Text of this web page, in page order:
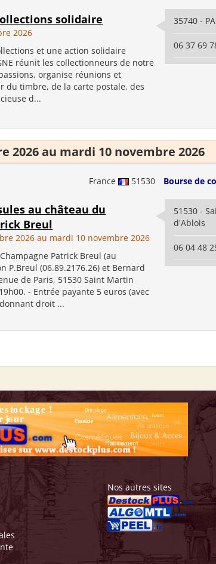
solidaire
2026
et une action solidaire
réunit les collectionneurs de notre
organise réunions et
du timbre, de la carte postale, des
d...
35740 -
06 37 69
2026 au mardi 10 novembre 2026
France 51530 Bourse de
au château du
Breul
2026 au mardi 10 novembre 2026
Patrick Breul (au
P.Breul (06.89.2176.26) et Bernard
de Paris, 51530 Saint Martin
- Entrée payante 5 euros (avec
droit ...
51530 -
d'Ablois
06 04 48
Nos autres sites